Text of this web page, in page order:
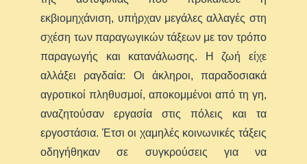
εκβιομηχάνιση, υπήρχαν μεγάλες αλλαγές στη
σχέση των παραγωγικών τάξεων με τον τρόπο
παραγωγής και κατανάλωσης. Η ζωή είχε
αλλάξει ραγδαία: Οι άκληροι, παραδοσιακά
αγροτικοί πληθυσμοί, αποκομμένοι από τη γη,
αναζητούσαν εργασία στις πόλεις και τα
εργοστάσια. Έτσι οι χαμηλές κοινωνικές τάξεις
οδηγήθηκαν σε συγκρούσεις για να